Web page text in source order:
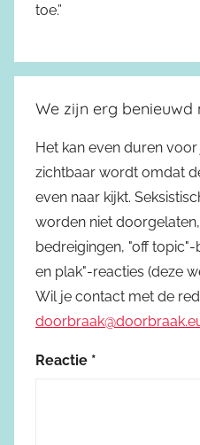
toe.”
We zijn erg benieuwd
Het kan even duren
zichtbaar wordt omdat
even naar kijkt.
worden niet
bedreigingen, "off
en plak"-reacties (deze
Wil je contact met de
Reactie *